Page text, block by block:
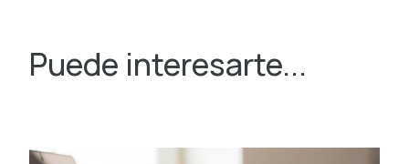
Puede interesarte...